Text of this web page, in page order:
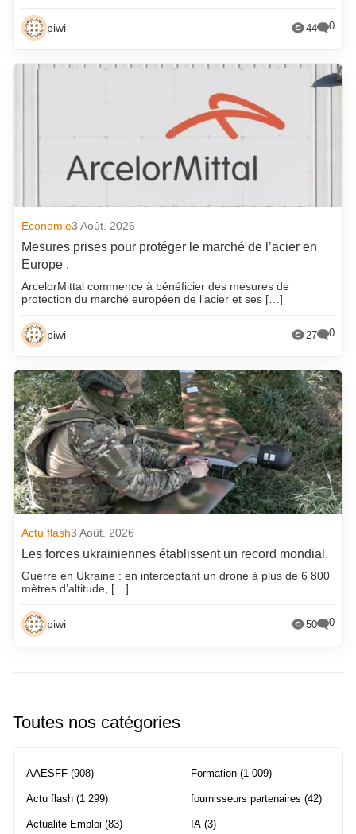
piwi 44 0
Economie3 Août. 2026
Mesures prises pour protéger le marché de l’acier en
Europe .
ArcelorMittal commence à bénéficier des mesures de
protection du marché européen de l’acier et ses […]
piwi 27 0
Actu flash3 Août. 2026
Les forces ukrainiennes établissent un record mondial.
Guerre en Ukraine : en interceptant un drone à plus de 6 800
mètres d’altitude, […]
piwi 50 0
Toutes nos catégories
AAESFF (908)
Actu flash (1 299)
Actualité Emploi (83)
Formation (1 009)
fournisseurs partenaires (42)
IA (3)